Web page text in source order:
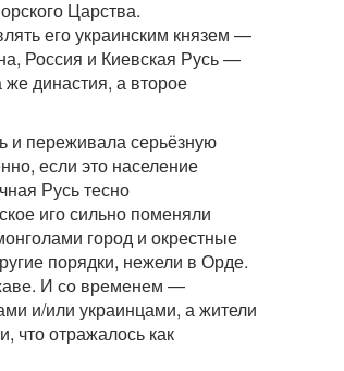
Царства.
его украинским князем —
Россия и Киевская Русь —
же династия, а второе
и переживала серьёзную
если это население
Русь тесно
иго сильно поменяли
город и окрестные
порядки, нежели в Орде.
И со временем —
и/или украинцами, а жители
что отражалось как